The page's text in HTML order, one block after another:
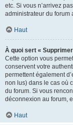
etc. Si vous n’arrivez
administrateur du forum
Haut
À quoi sert «
Cette option vous
conservent votre
permettent également
non lus) dans le cas où
du forum. Si vous
déconnexion au forum,
Haut